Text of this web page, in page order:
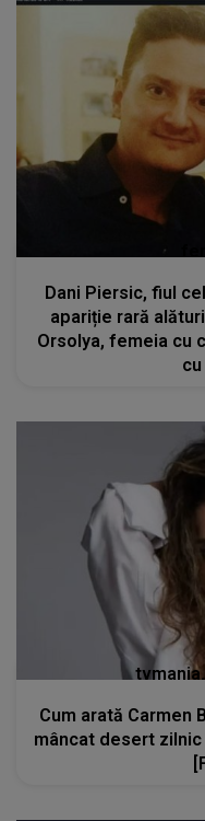
Dani Piersic, fiul
apariție rară
Orsolya, femeia cu
Cum arată Carmen
mâncat desert zilnic